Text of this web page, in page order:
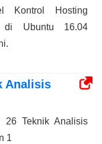
Kontrol Hosting
di Ubuntu 16.04
Analisis
26 Teknik Analisis
1